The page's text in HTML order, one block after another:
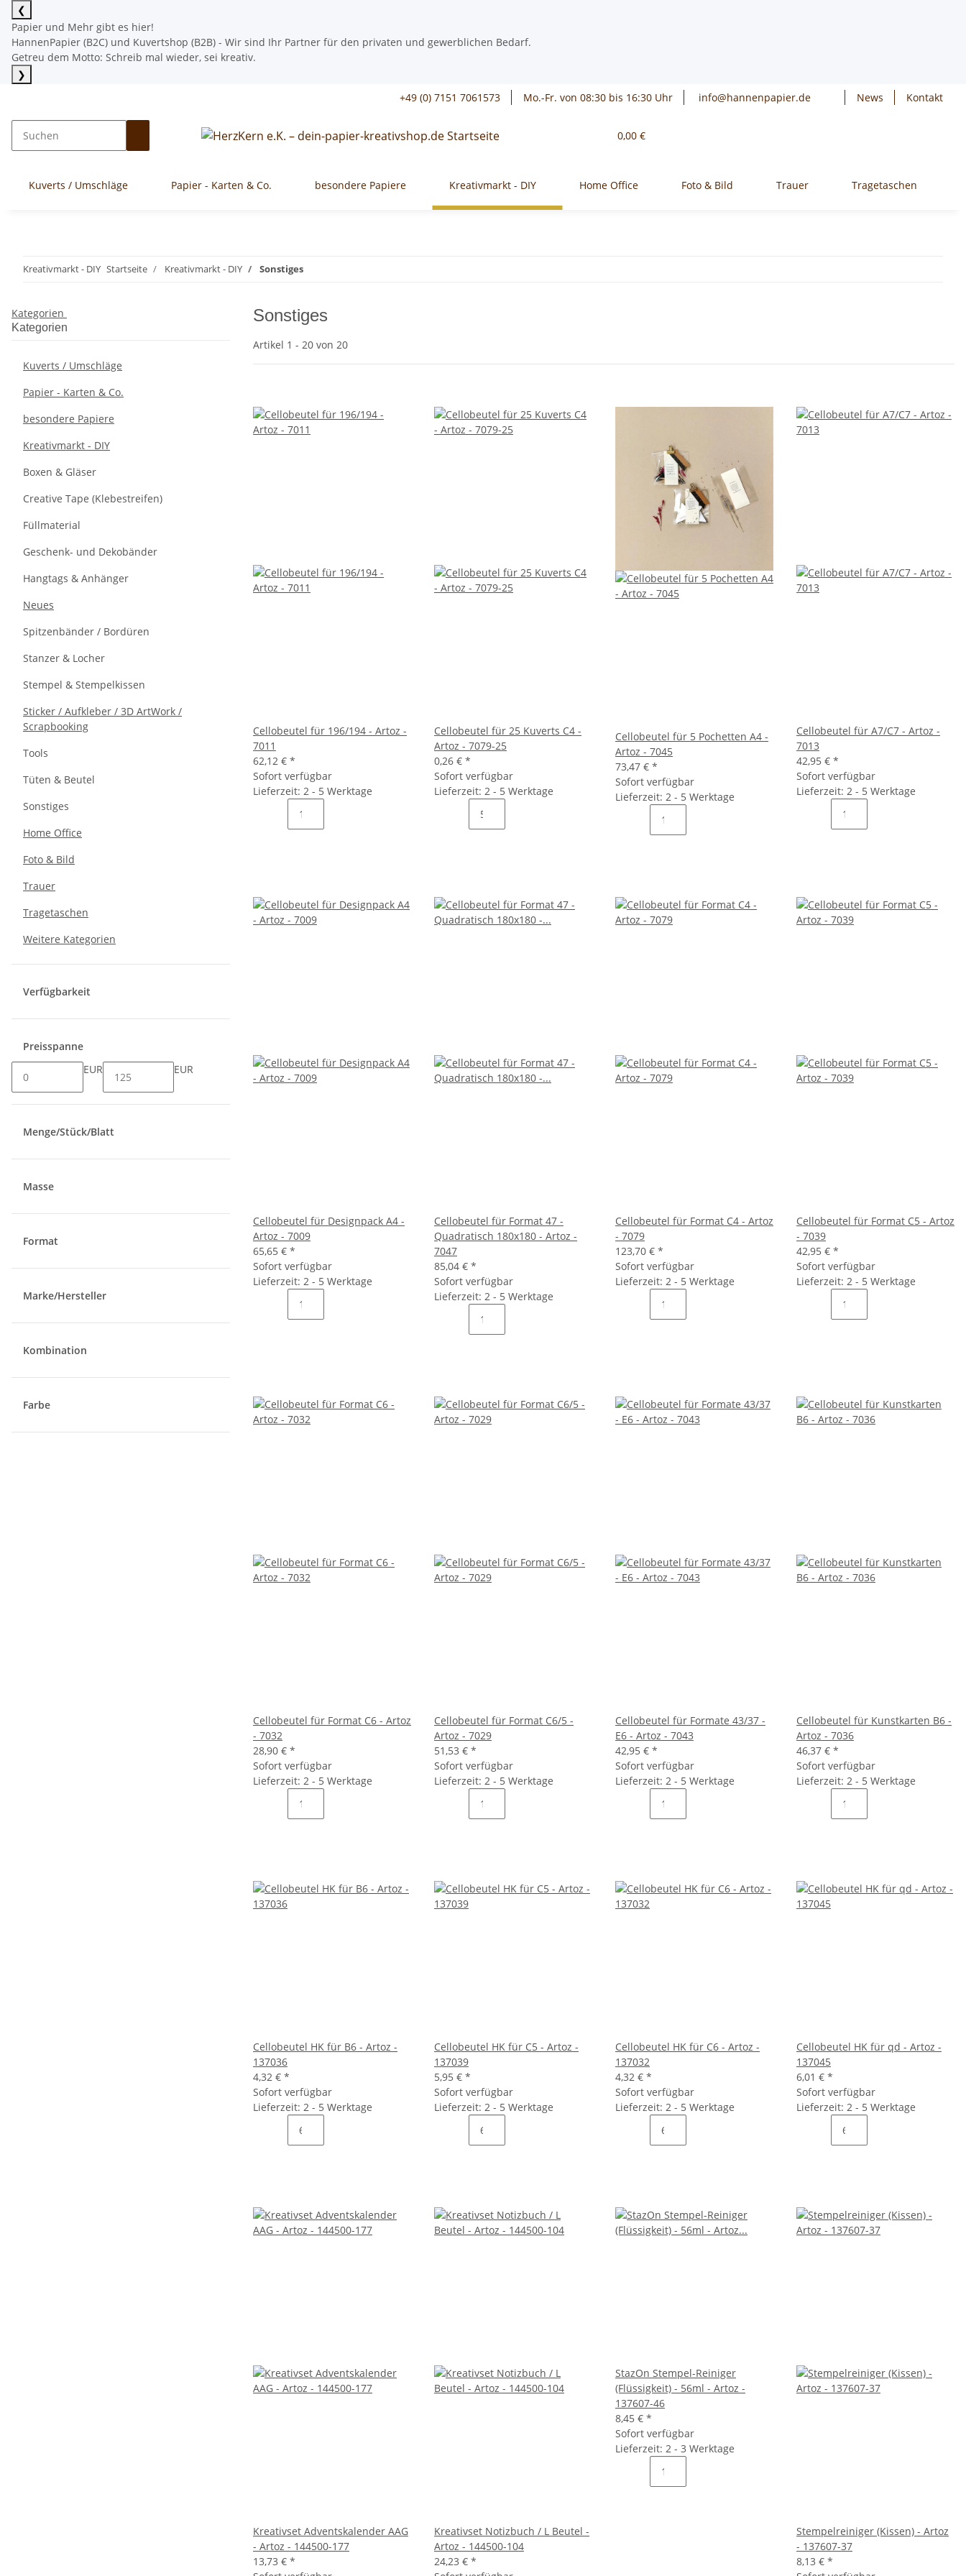
❮
Papier und Mehr gibt es hier!
HannenPapier (B2C) und Kuvertshop (B2B) - Wir sind Ihr Partner für den privaten und gewerblichen Bedarf.
Getreu dem Motto: Schreib mal wieder, sei kreativ.
❯
News
Kontakt
+49 (0) 7151 7061573 Mo.-Fr. von 08:30 bis 16:30 Uhr info@hannenpapier.de
0,00 €
Kuverts / Umschläge Papier - Karten & Co. besondere Papiere Kreativmarkt - DIY Home Office Foto & Bild Trauer Tragetaschen
Kreativmarkt - DIY Startseite Kreativmarkt - DIY Sonstiges
Sonstiges
Artikel 1 - 20 von 20
Cellobeutel für 196/194 - Artoz -
7011
62,12 € *
Sofort verfügbar
Lieferzeit: 2 - 5 Werktage
Cellobeutel für 25 Kuverts C4 -
Artoz - 7079-25
0,26 € *
Sofort verfügbar
Lieferzeit: 2 - 5 Werktage
Cellobeutel für 5 Pochetten A4 -
Artoz - 7045
73,47 € *
Sofort verfügbar
Lieferzeit: 2 - 5 Werktage
Cellobeutel für A7/C7 - Artoz -
7013
42,95 € *
Sofort verfügbar
Lieferzeit: 2 - 5 Werktage
Cellobeutel für Designpack A4 -
Artoz - 7009
65,65 € *
Sofort verfügbar
Lieferzeit: 2 - 5 Werktage
Cellobeutel für Format 47 -
Quadratisch 180x180 - Artoz -
7047
85,04 € *
Sofort verfügbar
Lieferzeit: 2 - 5 Werktage
Cellobeutel für Format C4 - Artoz
- 7079
123,70 € *
Sofort verfügbar
Lieferzeit: 2 - 5 Werktage
Cellobeutel für Format C5 - Artoz
- 7039
42,95 € *
Sofort verfügbar
Lieferzeit: 2 - 5 Werktage
Cellobeutel für Format C6 - Artoz
- 7032
28,90 € *
Sofort verfügbar
Lieferzeit: 2 - 5 Werktage
Cellobeutel für Format C6/5 -
Artoz - 7029
51,53 € *
Sofort verfügbar
Lieferzeit: 2 - 5 Werktage
Cellobeutel für Formate 43/37 -
E6 - Artoz - 7043
42,95 € *
Sofort verfügbar
Lieferzeit: 2 - 5 Werktage
Cellobeutel für Kunstkarten B6 -
Artoz - 7036
46,37 € *
Sofort verfügbar
Lieferzeit: 2 - 5 Werktage
Cellobeutel HK für B6 - Artoz -
137036
4,32 € *
Sofort verfügbar
Lieferzeit: 2 - 5 Werktage
Cellobeutel HK für C5 - Artoz -
137039
5,95 € *
Sofort verfügbar
Lieferzeit: 2 - 5 Werktage
Cellobeutel HK für C6 - Artoz -
137032
4,32 € *
Sofort verfügbar
Lieferzeit: 2 - 5 Werktage
Cellobeutel HK für qd - Artoz -
137045
6,01 € *
Sofort verfügbar
Lieferzeit: 2 - 5 Werktage
Kreativset Adventskalender AAG
- Artoz - 144500-177
13,73 € *
Kreativset Notizbuch / L Beutel -
Artoz - 144500-104
24,23 € *
StazOn Stempel-Reiniger
(Flüssigkeit) - 56ml - Artoz -
137607-46
8,45 € *
Sofort verfügbar
Lieferzeit: 2 - 3 Werktage
Stempelreiniger (Kissen) - Artoz
- 137607-37
8,13 € *
Kategorien
Kategorien
Kuverts / Umschläge
Papier - Karten & Co.
besondere Papiere
Kreativmarkt - DIY
Boxen & Gläser
Creative Tape (Klebestreifen)
Füllmaterial
Geschenk- und Dekobänder
Hangtags & Anhänger
Neues
Spitzenbänder / Bordüren
Stanzer & Locher
Stempel & Stempelkissen
Sticker / Aufkleber / 3D ArtWork /
Scrapbooking
Tools
Tüten & Beutel
Sonstiges
Home Office
Foto & Bild
Trauer
Tragetaschen
Weitere Kategorien
Verfügbarkeit
Preisspanne
EUR
EUR
Menge/Stück/Blatt
Masse
Format
Marke/Hersteller
Kombination
Farbe